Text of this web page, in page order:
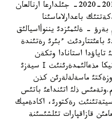
قازاقستان رةسپؤبليكاسئنئث 2011-2020- جئلدارعا ارنالعان
باعدارلاماسئنا
- ةلئمئزدئ يننوأاسيالئق
باعئتتاردئث ءبئرئ رةتئندة
تاياؤدا استانادا وتكةن
قازاقستان رةسپؤبليكاسئ ماتةماتيكا مذعالئمدةرئنئث І سيةزئ
ماسةلةلةرئن كذن
ذلئ اتئنداعئ باتئس
رةكتورئ، اكادةميك
قازاقپارات تئلشئسئنة